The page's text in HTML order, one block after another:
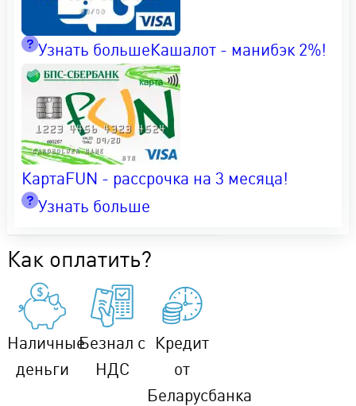
Кашалот - манибэк 2%!
Узнать больше
КартаFUN - рассрочка на 3 месяца!
Узнать больше
Как оплатить?
Наличные
деньги
Безнал с
НДС
Кредит
от
Беларусбанка